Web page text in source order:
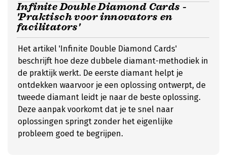
Infinite Double Diamond Cards -
'Praktisch voor innovators en
facilitators'
Het artikel 'Infinite Double Diamond Cards'
beschrijft hoe deze dubbele diamant-methodiek in
de praktijk werkt. De eerste diamant helpt je
ontdekken waarvoor je een oplossing ontwerpt, de
tweede diamant leidt je naar de beste oplossing.
Deze aanpak voorkomt dat je te snel naar
oplossingen springt zonder het eigenlijke
probleem goed te begrijpen.